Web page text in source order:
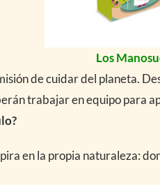
Los
de cuidar del planeta.
trabajar en equipo para
en la propia naturaleza: